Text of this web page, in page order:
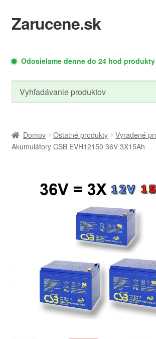
Preskočiť
na
Preskočiť
na
Zarucene.sk
Autodoplnky
podradené
menu
menu
Cyklo doplnkyRozbaliť
podradené
menu
PC
Ostatné
produkty
Rozbaliť
podradené
menu
Blog
Odosielame denne do 24 hod
Domov Ostatné produkty
Vyradené
Akumulátory CSB EVH12150 36V 3X15Ah